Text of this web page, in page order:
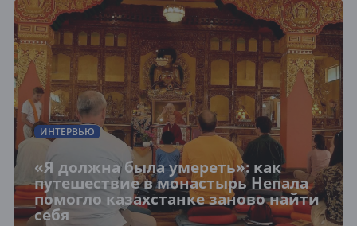
ИНТЕРВЬЮ
«Я должна была умереть»: как
путешествие в монастырь Непала
помогло казахстанке заново найти
себя